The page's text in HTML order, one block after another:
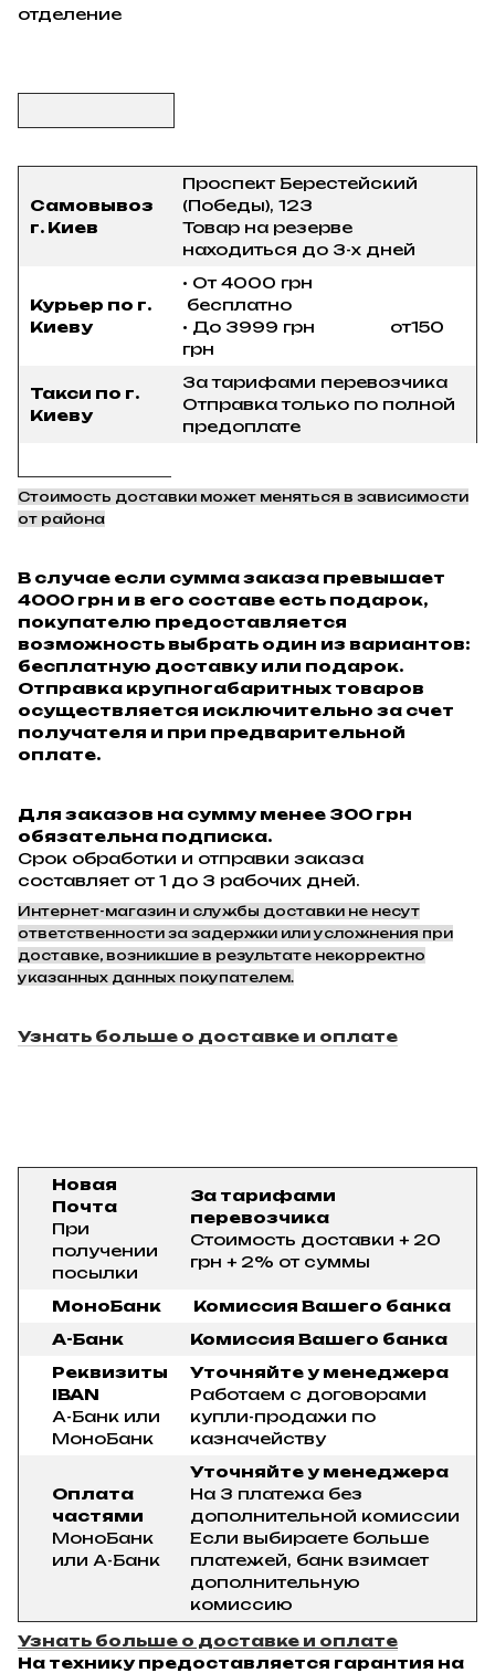
отделение
Самовывоз
г. Киев
Проспект Берестейский
(Победы), 123
Товар на резерве
находиться до 3-х дней
Курьер по г.
Киеву
• От 4000 грн
бесплатно
• До 3999 грн от150
грн
Такси по г.
Киеву
За тарифами перевозчика
Отправка только по полной
предоплате
Стоимость доставки может меняться в зависимости
от района
В случае если сумма заказа превышает
4000 грн и в его составе есть подарок,
покупателю предоставляется
возможность выбрать один из вариантов:
бесплатную доставку или подарок.
Отправка крупногабаритных товаров
осуществляется исключительно за счет
получателя и при предварительной
оплате.
Для заказов на сумму менее 300 грн
обязательна подписка.
Срок обработки и отправки заказа
составляет от 1 до 3 рабочих дней.
Интернет-магазин и службы доставки не несут
ответственности за задержки или усложнения при
доставке, возникшие в результате некорректно
указанных данных покупателем.
Узнать больше о доставке и оплате
Новая
Почта
При
получении
посылки
За тарифами
перевозчика
Стоимость доставки + 20
грн + 2% от суммы
МоноБанк
Комиссия Вашего банка
А-Банк
Комиссия Вашего банка
Реквизиты
IBAN
А-Банк или
МоноБанк
Уточняйте у менеджера
Работаем с договорами
купли-продажи по
казначейству
Оплата
частями
МоноБанк
или А-Банк
Уточняйте у менеджера
На 3 платежа без
дополнительной комиссии
Если выбираете больше
платежей, банк взимает
дополнительную
комиссию
Узнать больше о доставке и оплате
На технику предоставляется гарантия на